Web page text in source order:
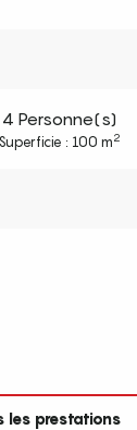
4 Personne(s)
Superficie : 100 m2
les prestations